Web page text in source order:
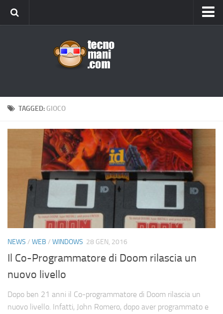
Windows
News
Recensioni
Contact Us
Privacy
Cerca
TAGGED: GIOCO
NEWS / WEB / WINDOWS 28 GEN, 2016
Il Co-Programmatore di Doom rilascia un
nuovo livello
Dopo ben 21 anni il Co-programmatore di Doom rilascia un
nuovo livello. Infatti, John Romero, dopo aver programmato e